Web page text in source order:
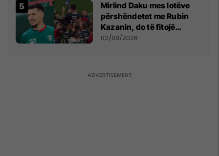
Mirlind Daku mes lotëve
përshëndetet me Rubin
Kazanin, do të fitojë
miliona te Spartak Moska
02/08/2026